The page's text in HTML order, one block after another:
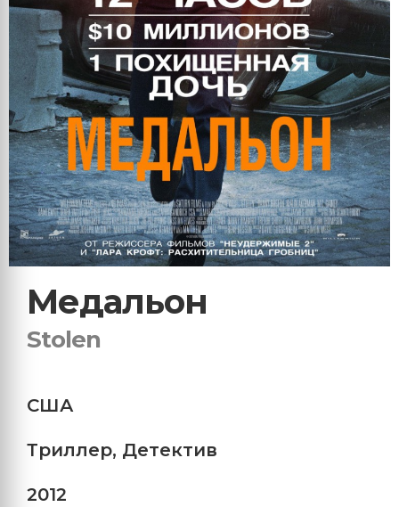
Медальон
Stolen
США
Триллер, Детектив
2012